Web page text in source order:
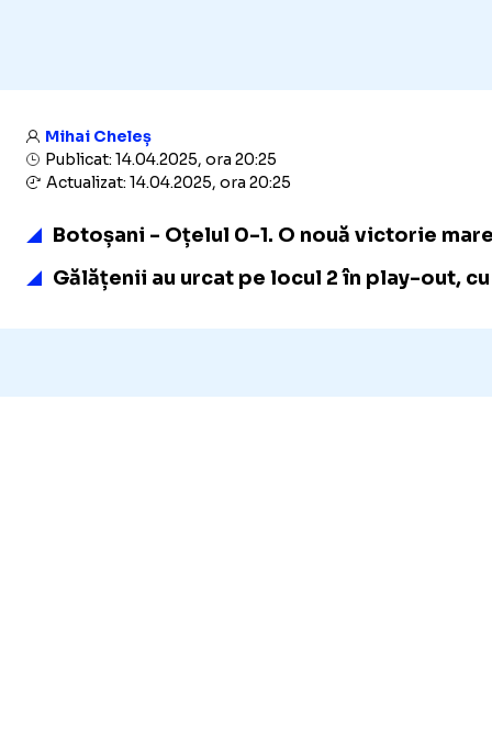
Mihai Cheleș
Publicat: 14.04.2025, ora 20:25
Actualizat: 14.04.2025, ora 20:25
Botoșani - Oțelul 0-1. O nouă victorie
Gălățenii au urcat pe locul 2 în play-out,